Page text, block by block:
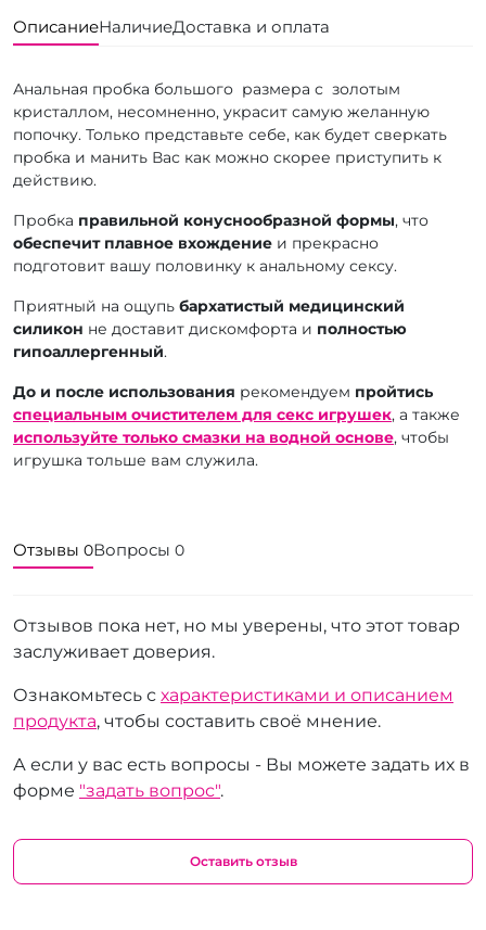
ОписаниеНаличиеДоставка и оплата
Анальная пробка большого размера с золотым
кристаллом, несомненно, украсит самую желанную
попочку. Только представьте себе, как будет сверкать
пробка и манить Вас как можно скорее приступить к
действию.
Пробка правильной конуснообразной формы, что
обеспечит плавное вхождение и прекрасно
подготовит вашу половинку к анальному сексу.
Приятный на ощупь бархатистый медицинский
силикон не доставит дискомфорта и полностью
гипоаллергенный.
До и после использования рекомендуем пройтись
специальным очистителем для секс игрушек, а также
используйте только смазки на водной основе, чтобы
игрушка тольше вам служила.
Отзывы 0Вопросы 0
Отзывов пока нет, но мы уверены, что этот товар
заслуживает доверия.
Ознакомьтесь с характеристиками и описанием
продукта, чтобы составить своё мнение.
А если у вас есть вопросы - Вы можете задать их в
форме "задать вопрос".
Оставить отзыв